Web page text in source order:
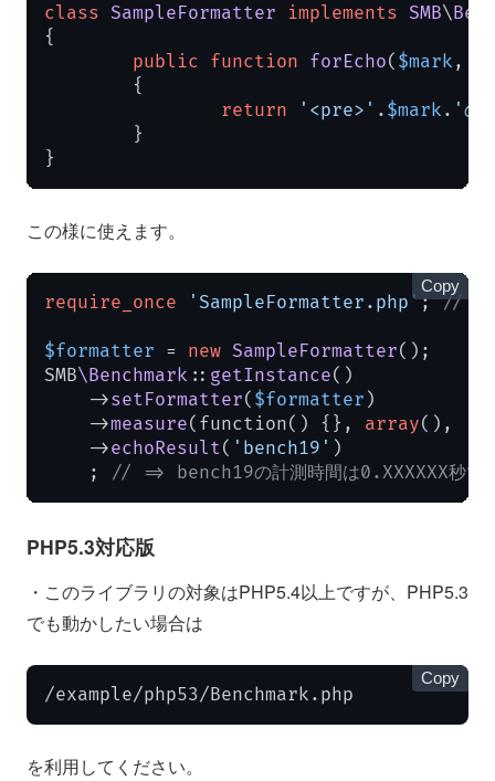
class SampleFormatter implements SMB\
{
public function forEcho( $mark ,
{
return
'<pre>' . $mark . 'の
}
この様に使えます。
require_once 'SampleFormatter.php'; // サ
$formatter = new SampleFormatter();
SMB\Benchmark :: getInstance()
    ->
setFormatter( $formatter )
    ->
measure(function() {}, array(),
    ->
echoResult( 'bench19' )
    ;
// => bench19の計測時間は0.XXXXXX秒で
Copy
PHP5.3対応版
・このライブラリの対象はPHP5.4以上ですが、PHP5.3
でも動かしたい場合は
/example/php53/Benchmark.php
Copy
を利用してください。